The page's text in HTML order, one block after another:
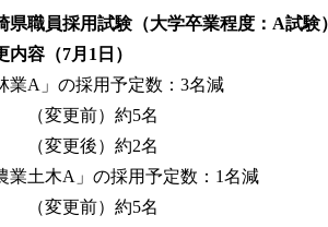
県職員採用試験（大学卒業程度：A試験
内容（7月1日）
業A」の採用予定数：3名減
変更前）約5名
変更後）約2名
業土木A」の採用予定数：1名減
変更前）約5名